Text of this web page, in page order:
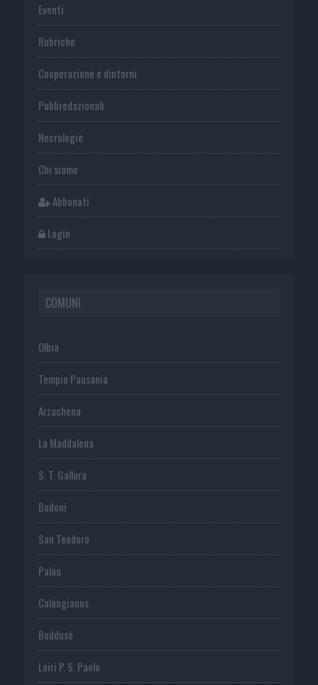
Eventi
Rubriche
Cooperazione e dintorni
Publiredazionali
Necrologie
Chi siamo
Abbonati
Login
COMUNI
Olbia
Tempio Pausania
Arzachena
La Maddalena
S. T. Gallura
Budoni
San Teodoro
Palau
Calangianus
Buddusò
Loiri P. S. Paolo